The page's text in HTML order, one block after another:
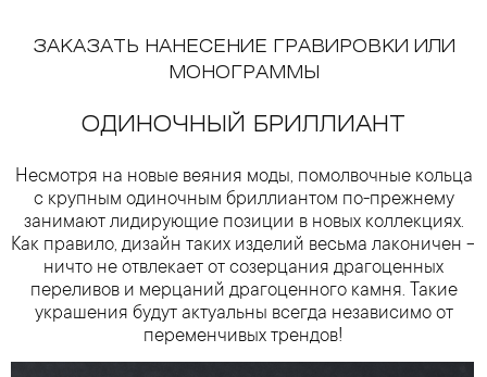
ЗАКАЗАТЬ НАНЕСЕНИЕ ГРАВИРОВКИ ИЛИ
МОНОГРАММЫ
ОДИНОЧНЫЙ БРИЛЛИАНТ
Несмотря на новые веяния моды, помолвочные кольца
с крупным одиночным бриллиантом по-прежнему
занимают лидирующие позиции в новых коллекциях.
Как правило, дизайн таких изделий весьма лаконичен –
ничто не отвлекает от созерцания драгоценных
переливов и мерцаний драгоценного камня. Такие
украшения будут актуальны всегда независимо от
переменчивых трендов!